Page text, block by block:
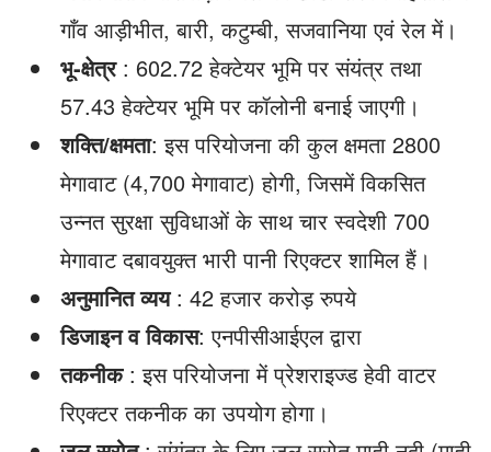
गाँव आड़ीभीत, बारी, कटुम्बी, सजवानिया एवं रेल में।
भू-क्षेत्र: 602.72 हेक्टेयर भूमि पर संयंत्र तथा
57.43 हेक्टेयर भूमि पर कॉलोनी बनाई जाएगी।
शक्ति/क्षमता: इस परियोजना की कुल क्षमता 2800
मेगावाट (4,700 मेगावाट) होगी, जिसमें विकसित
उन्नत सुरक्षा सुविधाओं के साथ चार स्वदेशी 700
मेगावाट दबावयुक्त भारी पानी रिएक्टर शामिल हैं।
अनुमानित व्यय: 42 हजार करोड़ रुपये
डिजाइन व विकास: एनपीसीआईएल द्वारा
तकनीक: इस परियोजना में प्रेशराइज्ड हेवी वाटर
रिएक्टर तकनीक का उपयोग होगा।